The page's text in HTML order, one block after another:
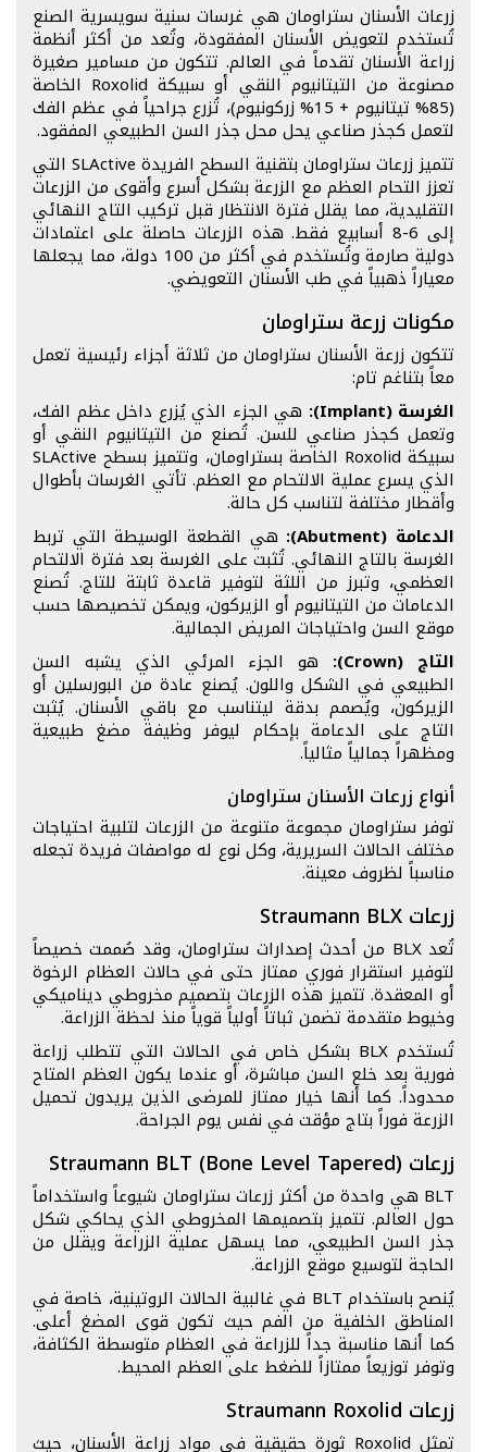
زرعات الأسنان ستراومان هي غرسات سنية سويسرية الصنع
تُستخدم لتعويض الأسنان المفقودة، وتُعد من أكثر أنظمة
زراعة الأسنان تقدماً في العالم. تتكون من مسامير صغيرة
مصنوعة من التيتانيوم النقي أو سبيكة Roxolid الخاصة
(85% تيتانيوم + 15% زركونيوم)، تُزرع جراحياً في عظم الفك
لتعمل كجذر صناعي يحل محل جذر السن الطبيعي المفقود.
تتميز زرعات ستراومان بتقنية السطح الفريدة SLActive التي
تعزز التحام العظم مع الزرعة بشكل أسرع وأقوى من الزرعات
التقليدية، مما يقلل فترة الانتظار قبل تركيب التاج النهائي
إلى 6-8 أسابيع فقط. هذه الزرعات حاصلة على اعتمادات
دولية صارمة وتُستخدم في أكثر من 100 دولة، مما يجعلها
معياراً ذهبياً في طب الأسنان التعويضي.
مكونات زرعة ستراومان
تتكون زرعة الأسنان ستراومان من ثلاثة أجزاء رئيسية تعمل
معاً بتناغم تام:
الغرسة (Implant):
هي الجزء الذي يُزرع داخل عظم الفك،
وتعمل كجذر صناعي للسن. تُصنع من التيتانيوم النقي أو
سبيكة Roxolid الخاصة بستراومان، وتتميز بسطح SLActive
الذي يسرع عملية الالتحام مع العظم. تأتي الغرسات بأطوال
وأقطار مختلفة لتناسب كل حالة.
الدعامة (Abutment):
هي القطعة الوسيطة التي تربط
الغرسة بالتاج النهائي. تُثبت على الغرسة بعد فترة الالتحام
العظمي، وتبرز من اللثة لتوفير قاعدة ثابتة للتاج. تُصنع
الدعامات من التيتانيوم أو الزيركون، ويمكن تخصيصها حسب
موقع السن واحتياجات المريض الجمالية.
التاج (Crown):
هو الجزء المرئي الذي يشبه السن
الطبيعي في الشكل واللون. يُصنع عادة من البورسلين أو
الزيركون، ويُصمم بدقة ليتناسب مع باقي الأسنان. يُثبت
التاج على الدعامة بإحكام ليوفر وظيفة مضغ طبيعية
ومظهراً جمالياً مثالياً.
أنواع زرعات الأسنان ستراومان
توفر ستراومان مجموعة متنوعة من الزرعات لتلبية احتياجات
مختلف الحالات السريرية، وكل نوع له مواصفات فريدة تجعله
مناسباً لظروف معينة.
زرعات Straumann BLX
تُعد BLX من أحدث إصدارات ستراومان، وقد صُممت خصيصاً
لتوفير استقرار فوري ممتاز حتى في حالات العظام الرخوة
أو المعقدة. تتميز هذه الزرعات بتصميم مخروطي ديناميكي
وخيوط متقدمة تضمن ثباتاً أولياً قوياً منذ لحظة الزراعة.
تُستخدم BLX بشكل خاص في الحالات التي تتطلب زراعة
فورية بعد خلع السن مباشرة، أو عندما يكون العظم المتاح
محدوداً. كما أنها خيار ممتاز للمرضى الذين يريدون تحميل
الزرعة فوراً بتاج مؤقت في نفس يوم الجراحة.
زرعات Straumann BLT (Bone Level Tapered)
BLT هي واحدة من أكثر زرعات ستراومان شيوعاً واستخداماً
حول العالم. تتميز بتصميمها المخروطي الذي يحاكي شكل
جذر السن الطبيعي، مما يسهل عملية الزراعة ويقلل من
الحاجة لتوسيع موقع الزراعة.
يُنصح باستخدام BLT في غالبية الحالات الروتينية، خاصة في
المناطق الخلفية من الفم حيث تكون قوى المضغ أعلى.
كما أنها مناسبة جداً للزراعة في العظام متوسطة الكثافة،
وتوفر توزيعاً ممتازاً للضغط على العظم المحيط.
زرعات Straumann Roxolid
تمثل Roxolid ثورة حقيقية في مواد زراعة الأسنان، حيث